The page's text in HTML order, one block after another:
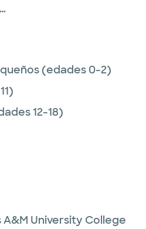
Medicine, the
and the
Chest Physicians.
(edades 0-2)
12-18)
A&M University College